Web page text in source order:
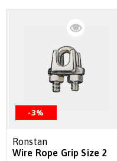
-3%
Ronstan
Wire Rope Grip Size 2